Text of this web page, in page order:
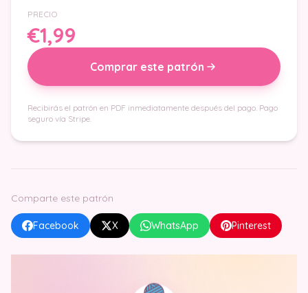
PRECIO
€1,99
Comprar este patrón
Recibirás el patrón en PDF inmediatamente después del pago. Pago
seguro vía Stripe.
Comparte este patrón
Facebook X WhatsApp Pinterest